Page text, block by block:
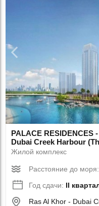
PALACE RESIDENCES
Dubai Creek Harbour
Жилой комплекс
Расстояние до моря:
Год сдачи: II
Ras Al Khor - Dubai